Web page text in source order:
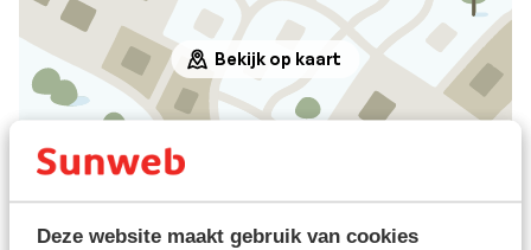
Deze website maakt gebruik van cookies
Bekijk op kaart
Afstanden
Centrum: 900 m